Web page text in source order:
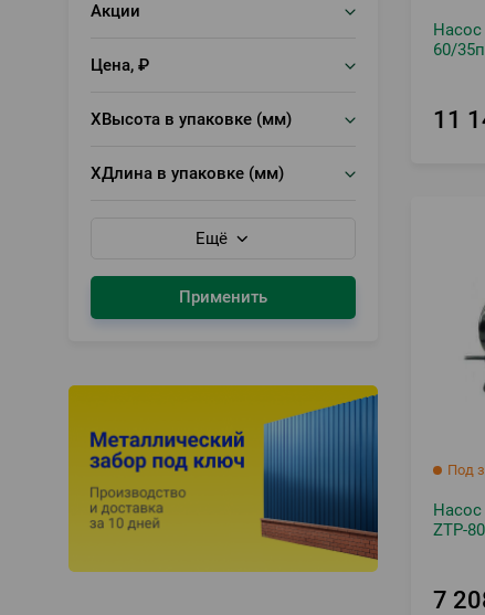
Акции
Цена, ₽
XВысота в упаковке (мм)
XДлина в упаковке (мм)
Ещё
Применить
60/
11
Под
ZTP-
7